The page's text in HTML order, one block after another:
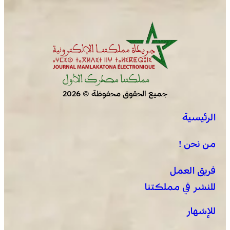
جميع الحقوق محفوظة © 2026
الرئيسية
من نحن !
فريق العمل
للنشر في مملكتنا
للإشهار